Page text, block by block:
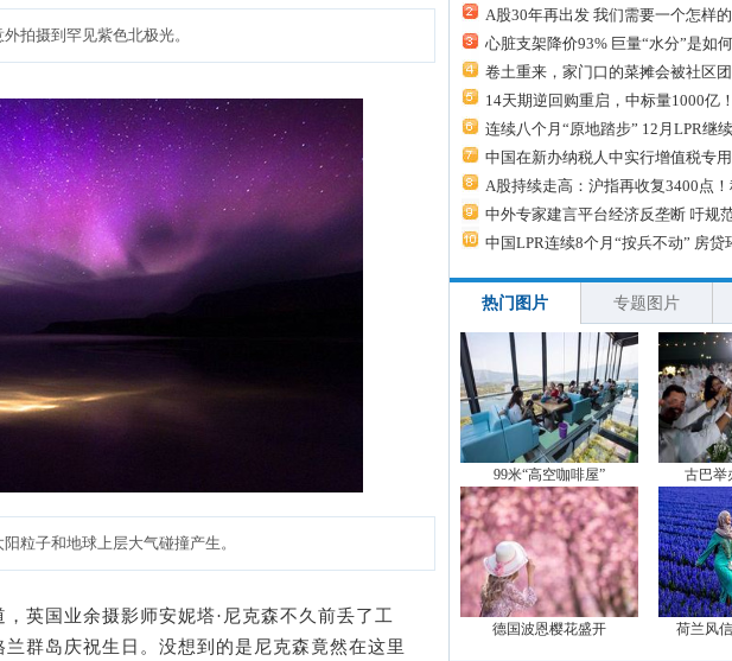
拍摄到罕见紫色北极光。
粒子和地球上层大气碰撞产生。
国业余摄影师安妮塔·尼克森不久前丢了工
群岛庆祝生日。没想到的是尼克森竟然在这里
A股30年再出发 我们需要一个怎样
心脏支架降价93% 巨量“水分”是如
卷土重来，家门口的菜摊会被社区
14天期逆回购重启，中标量1000亿
连续八个月“原地踏步” 12月LPR继
中国在新办纳税人中实行增值税专
A股持续走高：沪指再收复3400点
中外专家建言平台经济反垄断 吁规
中国LPR连续8个月“按兵不动” 房贷
热门图片 专题图片
99米“高空咖啡屋” 古巴举
德国波恩樱花盛开 荷兰风